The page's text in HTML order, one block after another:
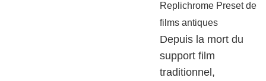
Replichrome Preset de
films antiques
Depuis la mort du
support film
traditionnel,